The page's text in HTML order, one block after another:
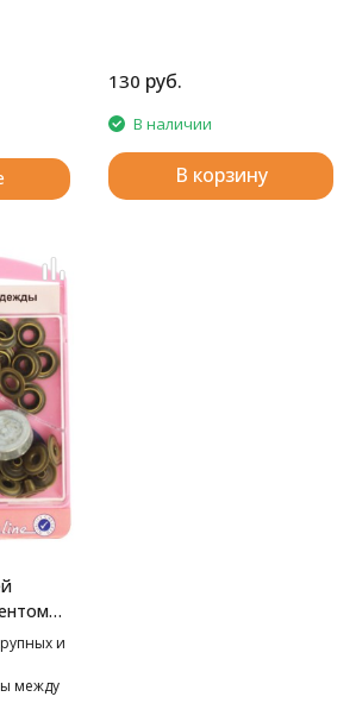
130 руб.
В наличии
В корзину
и
между